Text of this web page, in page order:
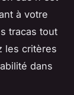
à votre
tracas tout
les critères
dans